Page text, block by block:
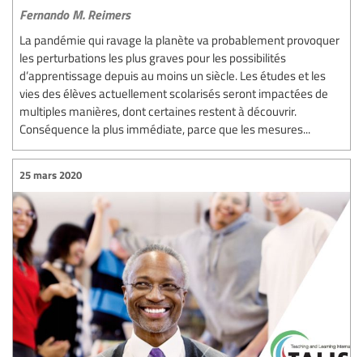
Fernando M. Reimers
La pandémie qui ravage la planète va probablement provoquer
les perturbations les plus graves pour les possibilités
d’apprentissage depuis au moins un siècle. Les études et les
vies des élèves actuellement scolarisés seront impactées de
multiples manières, dont certaines restent à découvrir.
Conséquence la plus immédiate, parce que les mesures...
25 mars 2020